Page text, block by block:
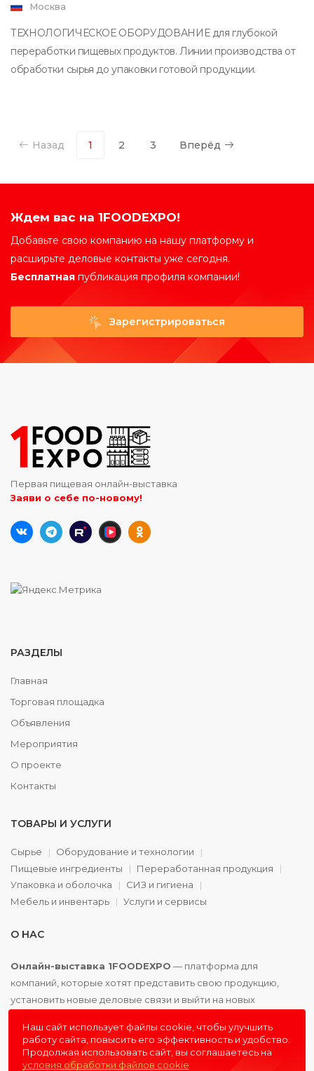
Москва
ТЕХНОЛОГИЧЕСКОЕ ОБОРУДОВАНИЕ для глубокой
переработки пищевых продуктов. Линии производства от
обработки сырья до упаковки готовой продукции.
Назад 1 2 3 Вперёд
Ждем вас на 1FOODEXPO!
Добавьте свою компанию на нашу платформу и
расширьте деловые контакты уже сегодня.
Бесплатная публикация профиля компании!
Зарегистрироваться
Первая пищевая онлайн-выставка
Заяви о себе по-новому!
РАЗДЕЛЫ
Главная
Торговая площадка
Объявления
Мероприятия
О проекте
Контакты
ТОВАРЫ И УСЛУГИ
Сырье
Оборудование и технологии
Пищевые ингредиенты
Переработанная продукция
Упаковка и оболочка
СИЗ и гигиена
Мебель и инвентарь
Услуги и сервисы
О НАС
Онлайн-выставка 1FOODEXPO — платформа для
компаний, которые хотят представить свою продукцию,
установить новые деловые связи и выйти на новых
Наш сайт использует файлы cookie, чтобы улучшить
работу сайта, повысить его эффективность и удобство.
Продолжая использовать сайт, вы соглашаетесь на
условия обработки файлов cookie